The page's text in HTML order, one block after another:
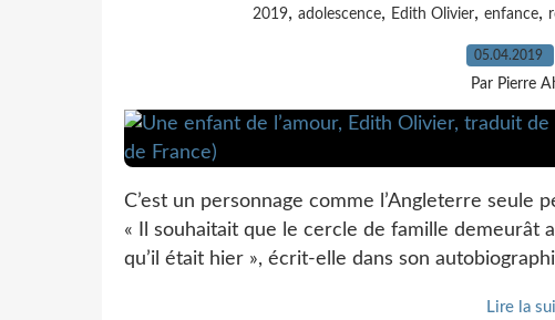
2019, adolescence, Edith Olivier, enfance,
05.04.2019
Par Pierre
C’est un personnage comme l’Angleterre
« Il souhaitait que le cercle de famille demeurât
qu’il était hier », écrit-elle dans son
Lire la